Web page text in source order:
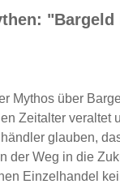
"Bargeld
Mythos über
Zeitalter veraltet
glauben,
der Weg in die
Einzelhandel